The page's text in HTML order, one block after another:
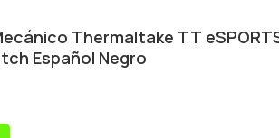
Thermaltake TT
Español Negro